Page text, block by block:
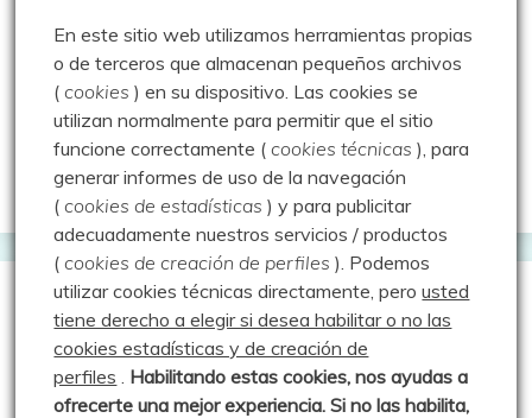
Montaña en libertad
Rutas y excursiones con niños
Valdeolea. Río Camesa, la vía azul
Aprendiz de sueños
Guías de Montaña
Manu - Entre Valles y Cumbre
En este sitio web utilizamos herramientas propias
o de terceros que almacenan pequeños archivos
(cookies ) en su dispositivo. Las cookies se
utilizan normalmente para permitir que el sitio
funcione correctamente (cookies técnicas ), para
generar informes de uso de la navegación
(cookies de estadísticas ) y para publicitar
adecuadamente nuestros servicios / productos
(cookies de creación de perfiles ). Podemos
utilizar cookies técnicas directamente, perousted
tiene derecho a elegir si desea habilitar o no las
cookies estadísticas y de creación de
perfiles . Habilitando estas cookies, nos ayudas a
ofrecerte una mejor experiencia. Si no las habilita,